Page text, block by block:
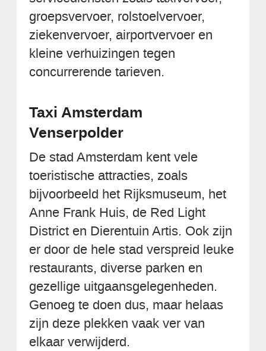
groepsvervoer, rolstoelvervoer,
ziekenvervoer, airportvervoer en
kleine verhuizingen tegen
concurrerende tarieven.
Taxi Amsterdam
Venserpolder
De stad Amsterdam kent vele
toeristische attracties, zoals
bijvoorbeeld het Rijksmuseum, het
Anne Frank Huis, de Red Light
District en Dierentuin Artis. Ook zijn
er door de hele stad verspreid leuke
restaurants, diverse parken en
gezellige uitgaansgelegenheden.
Genoeg te doen dus, maar helaas
zijn deze plekken vaak ver van
elkaar verwijderd.